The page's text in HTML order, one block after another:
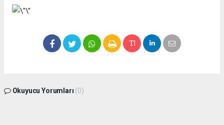
Okuyucu Yorumları (0)